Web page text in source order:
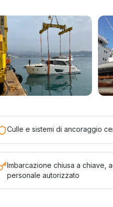
Culle e sistemi di ancoraggio
Imbarcazione chiusa a chiave,
personale autorizzato